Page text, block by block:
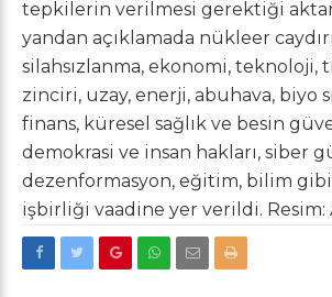
tepkilerin verilmesi gerektiği
yandan açıklamada nükleer
silahsızlanma, ekonomi, teknoloji,
zinciri, uzay, enerji, abuhava, biyo
finans, küresel sağlık ve besin
demokrasi ve insan hakları, siber
dezenformasyon, eğitim, bilim
işbirliği vaadine yer verildi. Resim: